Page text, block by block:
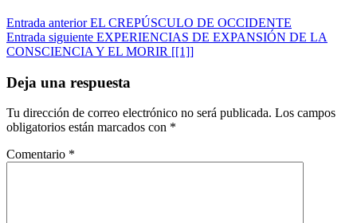
Entrada anterior EL CREPÚSCULO DE OCCIDENTE
Entrada siguiente EXPERIENCIAS DE EXPANSIÓN DE LA
CONSCIENCIA Y EL MORIR [[1]]
Deja una respuesta
Tu dirección de correo electrónico no será publicada. Los campos
obligatorios están marcados con *
Comentario *